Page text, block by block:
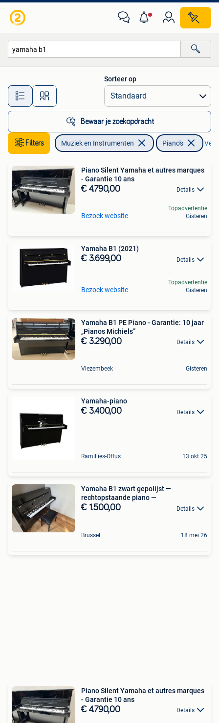
Alle afstanden…
Sorteer op
Bewaar je zoekopdracht
Filters Muziek en Instrumenten Piano's
Piano Silent Yamaha et autres marques
- Garantie 10 ans
€ 4.790,00 Details
Bezoek website
Topadvertentie
Gisteren
Yamaha B1 (2021)
€ 3.699,00 Details
Bezoek website
Topadvertentie
Gisteren
Yamaha B1 PE Piano - Garantie: 10 jaar
„Pianos Michiels”
€ 3.290,00 Details
Vlezembeek Gisteren
Yamaha-piano
€ 3.400,00 Details
Ramillies-Offus 13 okt 25
Yamaha B1 zwart gepolijst —
rechtopstaande piano —
€ 1.500,00 Details
Brussel 18 mei 26
Piano Silent Yamaha et autres marques
- Garantie 10 ans
€ 4.790,00 Details